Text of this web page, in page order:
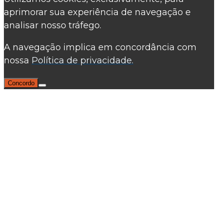
aprimorar sua experiência de navegação e
analisar nosso tráfego.
A navegação implica em concordância com
nossa Política de privacidade.
Concordo